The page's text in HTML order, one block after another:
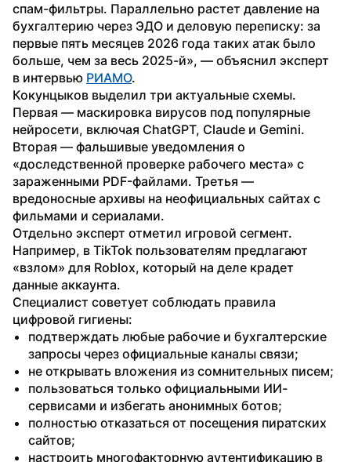
спам-фильтры. Параллельно растет давление на
бухгалтерию через ЭДО и деловую переписку: за
первые пять месяцев 2026 года таких атак было
больше, чем за весь 2025-й», — объяснил эксперт
в интервью РИАМО.
Кокунцыков выделил три актуальные схемы.
Первая — маскировка вирусов под популярные
нейросети, включая ChatGPT, Claude и Gemini.
Вторая — фальшивые уведомления о
«доследственной проверке рабочего места» с
зараженными PDF-файлами. Третья —
вредоносные архивы на неофициальных сайтах с
фильмами и сериалами.
Отдельно эксперт отметил игровой сегмент.
Например, в TikTok пользователям предлагают
«взлом» для Roblox, который на деле крадет
данные аккаунта.
Специалист советует соблюдать правила
цифровой гигиены:
подтверждать любые рабочие и бухгалтерские
запросы через официальные каналы связи;
не открывать вложения из сомнительных писем;
пользоваться только официальными ИИ-
сервисами и избегать анонимных ботов;
полностью отказаться от посещения пиратских
сайтов;
настроить многофакторную аутентификацию в